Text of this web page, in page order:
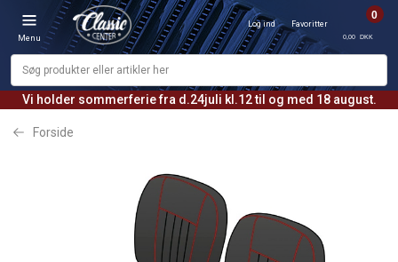
Vi holder sommerferie fra d.24juli kl.12 til og med 18 august.
Menu
Log ind Favoritter
0
0,00 DKK
Forside